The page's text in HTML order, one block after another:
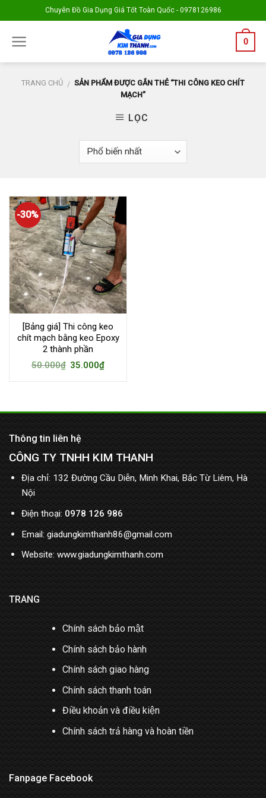
to
content
Chuyên Đồ Gia Dụng Giá Tốt Toàn Quốc - 0978126986
0
TRANG CHỦ / SẢN PHẨM ĐƯỢC GẮN THẺ “THI CÔNG KEO CHÍT
MẠCH”
LỌC
-30%
[Bảng giá] Thi công keo
chít mạch bằng keo Epoxy
2 thành phần
50.000₫ 35.000₫
Thông tin liên hệ
CÔNG TY TNHH KIM THANH
Địa chỉ: 132 Đường Cầu Diễn, Minh Khai, Bắc Từ Liêm, Hà
Nội
Điện thoại:0978 126 986
Email: giadungkimthanh86@gmail.com
Website: www.giadungkimthanh.com
TRANG
Chính sách bảo mật
Chính sách bảo hành
Chính sách giao hàng
Chính sách thanh toán
Điều khoản và điều kiện
Chính sách trả hàng và hoàn tiền
Fanpage Facebook